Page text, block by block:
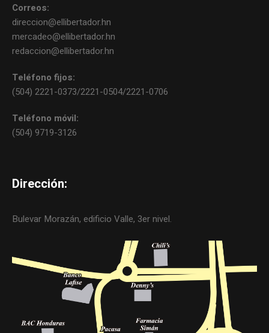
Correos:
direccion@ellibertador.hn
mercadeo@ellibertador.hn
redaccion@ellibertador.hn
Teléfono fijos:
(504) 2221-0373/2221-0504/2221-0706
Teléfono móvil:
(504) 9719-3126
Dirección:
Bulevar Morazán, edificio Valle, 3er nivel.